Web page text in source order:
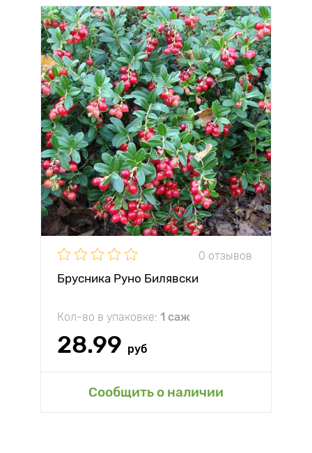
0 отзывов
Брусника Руно Билявски
Кол-во в упаковке: 1 саж
28.99 руб
Сообщить о наличии